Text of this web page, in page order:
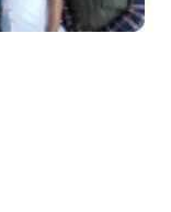
Adat